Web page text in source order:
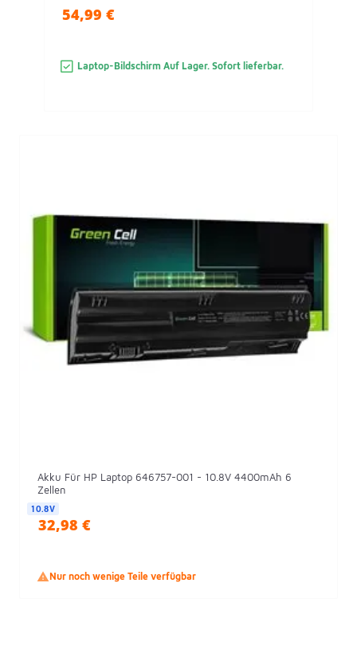
54,99 €
Laptop-Bildschirm Auf Lager. Sofort lieferbar.
Akku Für HP Laptop 646757-001 - 10.8V 4400mAh 6
Zellen
10.8V
32,98 €
Nur noch wenige Teile verfügbar